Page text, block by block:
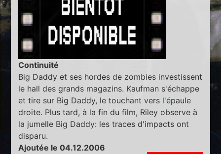
Continuité
Big Daddy et ses hordes de zombies investissent
le hall des grands magazins. Kaufman s'échappe
et tire sur Big Daddy, le touchant vers l'épaule
droite. Plus tard, à la fin du film, Riley observe à
la jumelle Big Daddy: les traces d'impacts ont
disparu.
Ajoutée le 04.12.2006